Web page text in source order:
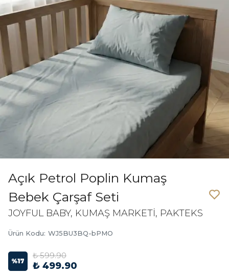
Açık Petrol Poplin Kumaş
Bebek Çarşaf Seti
JOYFUL BABY, KUMAŞ MARKETİ, PAKTEKS
Ürün Kodu: WJ5BU3BQ-bPMO
%17
₺ 599.90
₺ 499.90